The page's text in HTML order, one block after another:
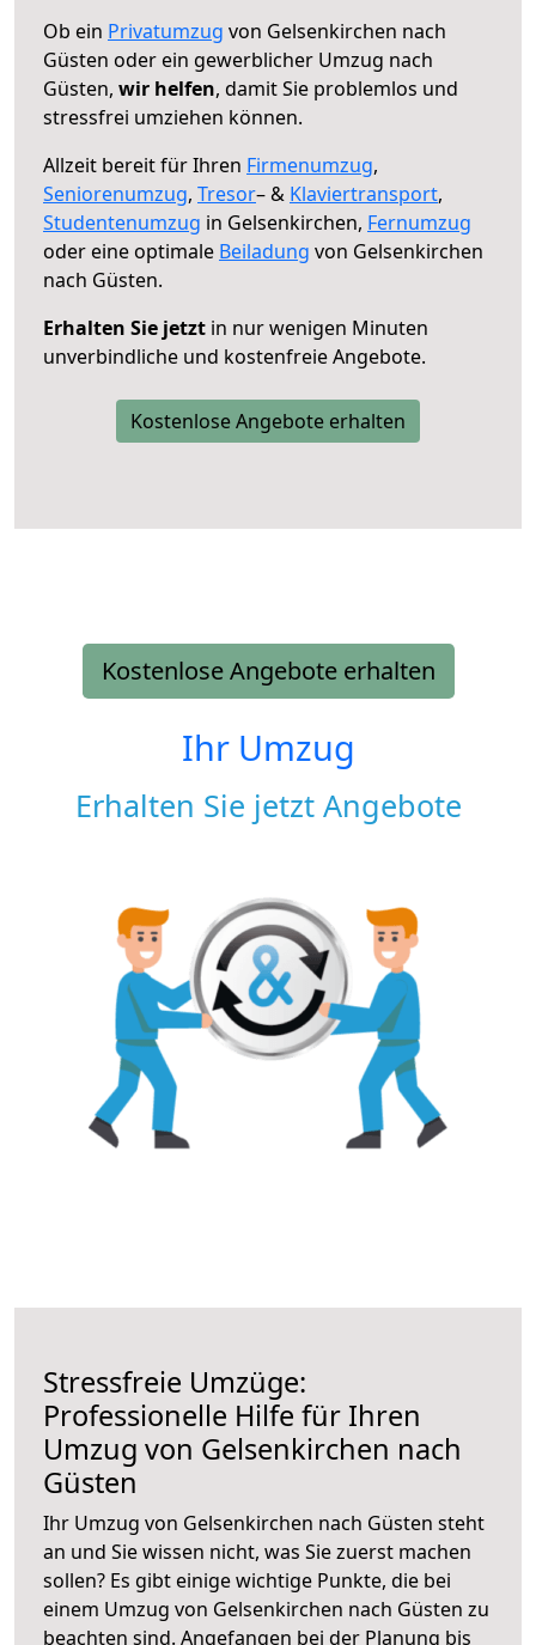
Ob ein Privatumzug von Gelsenkirchen nach
Güsten oder ein gewerblicher Umzug nach
Güsten, wir helfen, damit Sie problemlos und
stressfrei umziehen können.
Allzeit bereit für Ihren Firmenumzug,
Seniorenumzug, Tresor– & Klaviertransport,
Studentenumzug in Gelsenkirchen, Fernumzug
oder eine optimale Beiladung von Gelsenkirchen
nach Güsten.
Erhalten Sie jetzt in nur wenigen Minuten
unverbindliche und kostenfreie Angebote.
Kostenlose Angebote erhalten
Kostenlose Angebote erhalten
Ihr Umzug
Erhalten Sie jetzt Angebote
Stressfreie Umzüge:
Professionelle Hilfe für Ihren
Umzug von Gelsenkirchen nach
Güsten
Ihr Umzug von Gelsenkirchen nach Güsten steht
an und Sie wissen nicht, was Sie zuerst machen
sollen? Es gibt einige wichtige Punkte, die bei
einem Umzug von Gelsenkirchen nach Güsten zu
beachten sind. Angefangen bei der Planung bis